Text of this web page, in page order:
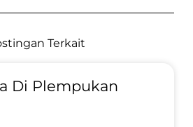
Terkait
Di Plempukan